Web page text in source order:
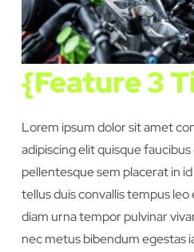
{Feature 3
Lorem ipsum dolor sit amet
adipiscing elit quisque
pellentesque sem placerat in
tellus duis convallis tempus leo
diam urna tempor pulvinar
nec metus bibendum egestas